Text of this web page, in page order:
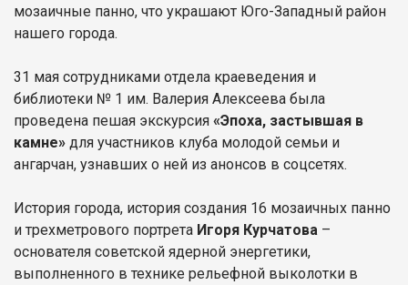
мозаичные панно, что украшают Юго-Западный район
нашего города.
31 мая сотрудниками отдела краеведения и
библиотеки № 1 им. Валерия Алексеева была
проведена пешая экскурсия «Эпоха, застывшая в
камне» для участников клуба молодой семьи и
ангарчан, узнавших о ней из анонсов в соцсетях.
История города, история создания 16 мозаичных панно
и трехметрового портрета Игоря Курчатова –
основателя советской ядерной энергетики,
выполненного в технике рельефной выколотки в